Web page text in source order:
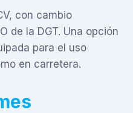
con cambio
de la DGT. Una opción
para el uso
en carretera.